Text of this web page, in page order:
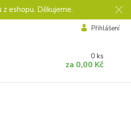
eshopu. Děkujeme.
Přihlášení
0 ks
za 0,00 Kč